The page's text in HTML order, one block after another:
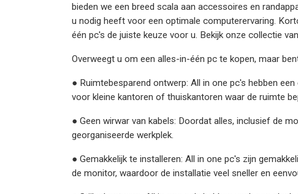
bieden we een breed scala aan accessoires en
u nodig heeft voor een optimale computerervaring.
één pc's de juiste keuze voor u. Bekijk onze collectie
Overweegt u om een alles-in-één pc te kopen, maar
● Ruimtebesparend ontwerp: All in one pc's hebben
voor kleine kantoren of thuiskantoren waar de ruimte
● Geen wirwar van kabels: Doordat alles, inclusief de
georganiseerde werkplek.
● Gemakkelijk te installeren: All in one pc's zijn
de monitor, waardoor de installatie veel sneller en